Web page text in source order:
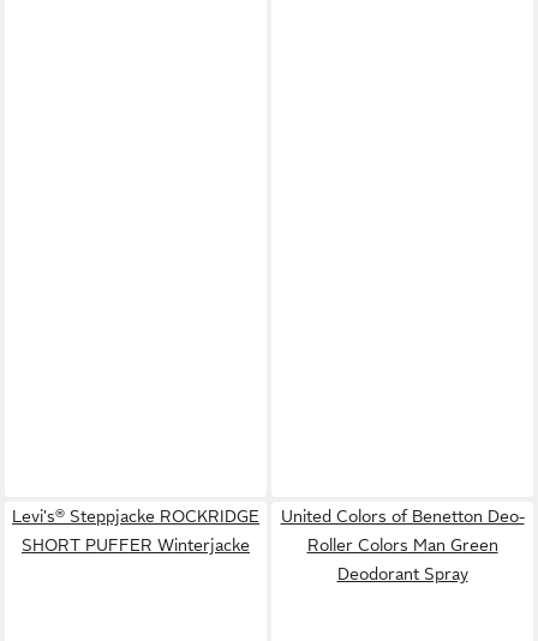
Levi's® Steppjacke ROCKRIDGE
SHORT PUFFER Winterjacke
United Colors of Benetton Deo-
Roller Colors Man Green
Deodorant Spray